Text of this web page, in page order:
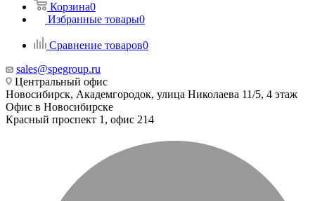
Корзина0
Избранные товары0
Сравнение товаров0
sales@spegroup.ru
Центральный офис
Новосибирск, Академгородок, улица Николаева 11/5, 4 этаж
Офис в Новосибирске
Красный проспект 1, офис 214